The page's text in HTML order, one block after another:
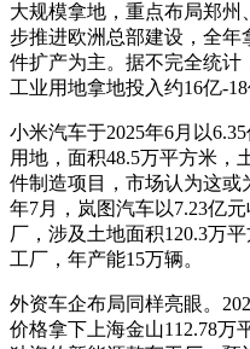
大规模拿地，重点布局郑州
步推进欧洲总部建设，全年
件扩产为主。据不完全统计
工业用地拿地投入约16亿-
小米汽车于2025年6月以
用地，面积48.5万平方米，
件制造项目，市场认为这或
年7月，岚图汽车以7.23亿
厂，涉及土地面积120.3万
工厂，年产能15万辆。
外资车企布局同样亮眼。
价格拿下上海金山112.78万